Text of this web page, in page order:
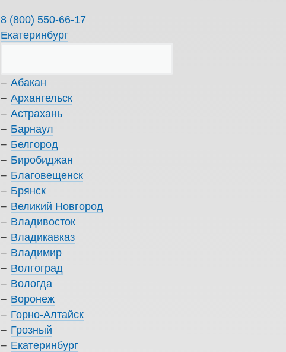
8 (800) 550-66-17
Екатеринбург
Абакан
Архангельск
Астрахань
Барнаул
Белгород
Биробиджан
Благовещенск
Брянск
Великий Новгород
Владивосток
Владикавказ
Владимир
Волгоград
Вологда
Воронеж
Горно-Алтайск
Грозный
Екатеринбург